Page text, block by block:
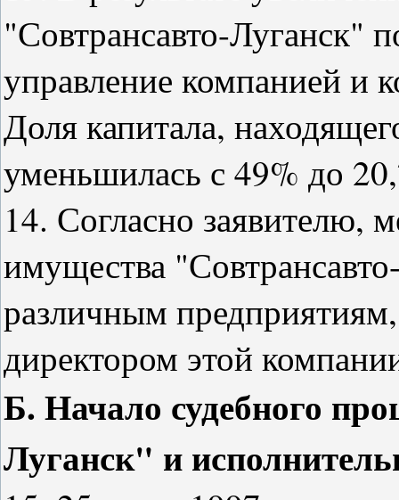
"Совтрансавто-Луганск"
управление компанией и
Доля капитала,
уменьшилась с 49% до
14. Согласно заявителю,
имущества
различным
директором этой
Б. Начало судебного
Луганск" и